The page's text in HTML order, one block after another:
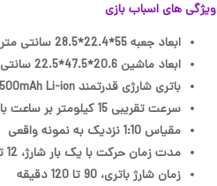
ویژگی های اسباب بازی
ابعاد جعبه 55*22.4*28.5 سانتی متر
ابعاد ماشین 20.6*47.5*22.5 سانتی متر
باتری شارژی قدرتمند 7.4V 1500mAh Li-ion
سرعت تقریبی 15 کیلومتر بر ساعت با توان حرکتی بالا
مقیاس 1:10 نزدیک به نمونه واقعی
مدت زمان حرکت با یک بار شارژ، 12 تا 20 دقیقه
زمان شارژ باتری، 90 تا 120 دقیقه